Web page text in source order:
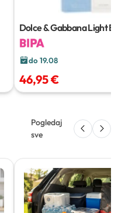
Dolce & Gabbana Light
do 19.08
46,95 €
Pogledaj
sve